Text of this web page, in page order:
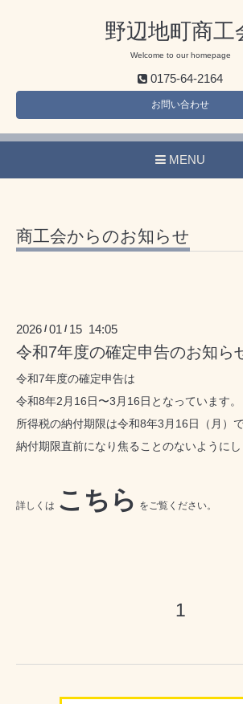
野辺地町商工
Welcome to our homepage
0175-64-2164
お問い合わせ
MENU
商工会からのお知らせ
2026 /01 / 15 14:05
令和7年度の確定申告のお知ら
令和7年度の確定申告は
令和8年2月16日〜3月16日となっています。
所得税の納付期限は令和8年3月16日（月）で
納付期限直前になり焦ることのないようにし
詳しくは こちら をご覧ください。
1